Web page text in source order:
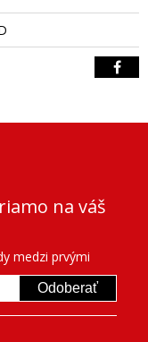
na váš
medzi prvými
Odoberať